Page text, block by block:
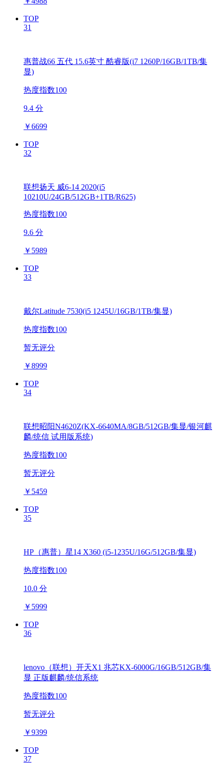
TOP
31
惠普战66 五代 15.6英寸 酷睿版(i7 1260P/16GB/1TB/集
显)
热度指数100
9.4 分
￥6699
TOP
32
联想扬天 威6-14 2020(i5
10210U/24GB/512GB+1TB/R625)
热度指数100
9.6 分
￥ 5989
TOP
33
戴尔Latitude 7530(i5 1245U/16GB/1TB/集显)
热度指数100
暂无评分
￥8999
TOP
34
联想昭阳N4620Z(KX-6640MA/8GB/512GB/集显/银河麒
麟/统信 试用版系统)
热度指数100
暂无评分
￥ 5459
TOP
35
HP（惠普）星14 X360 (i5-1235U/16G/512GB/集显)
热度指数100
10.0 分
￥ 5999
TOP
36
lenovo（联想）开天X1 兆芯KX-6000G/16GB/512GB/集
显 正版麒麟/统信系统
热度指数100
暂无评分
￥9399
TOP
37